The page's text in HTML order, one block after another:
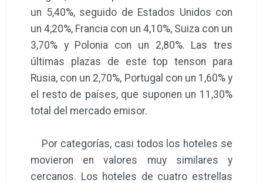
un 5,40%, seguido de Estados Unidos con
un 4,20%, Francia con un 4,10%, Suiza con un
3,70% y Polonia con un 2,80%. Las tres
últimas plazas de este top tenson para
Rusia, con un 2,70%, Portugal con un 1,60% y
el resto de países, que suponen un 11,30%
total del mercado emisor.
Por categorías, casi todos los hoteles se
movieron en valores muy similares y
cercanos. Los hoteles de cuatro estrellas